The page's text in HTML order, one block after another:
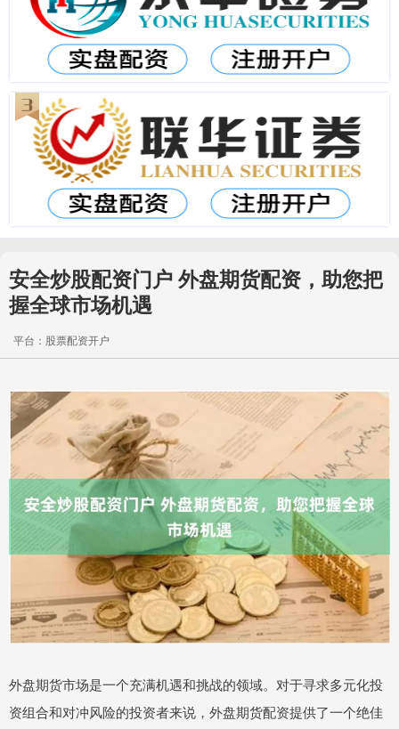
安全炒股配资门户 外盘期货配资，助您把
握全球市场机遇
平台：股票配资开户
外盘期货市场是一个充满机遇和挑战的领域。对于寻求多元化投
资组合和对冲风险的投资者来说，外盘期货配资提供了一个绝佳